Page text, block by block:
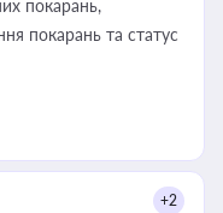
покарань,
покарань та статус
+2